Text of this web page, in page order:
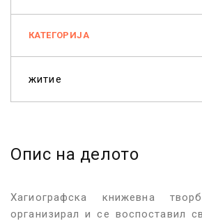
КАТЕГОРИЈА
житие
Опис на делото
Хагиографска книжевна
организирал и се воспоставил